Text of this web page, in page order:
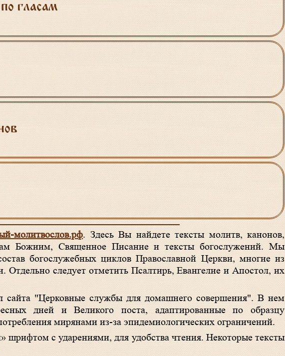
гласам
молитвослов.рф. Здесь Вы найдете тексты молитв, канонов,
Божиим, Священное Писание и тексты богослужений. Мы
богослужебных циклов Православной Церкви, многие из
следует отметить Псалтирь, Евангелие и Апостол, их
сайта "Церковные службы для домашнего совершения". В нем
дней и Великого поста, адаптированные по образцу
мирянами из-за эпидемиологических ограничений.
шрифтом с ударениями, для удобства чтения. Некоторые тексты